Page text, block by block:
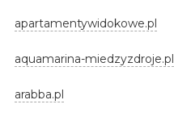
apartamentywidokowe.pl
aquamarina-miedzyzdroje.pl
arabba.pl